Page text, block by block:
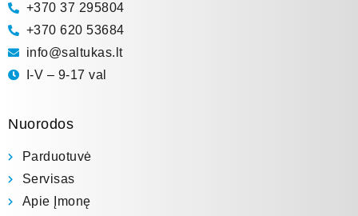
+370 37 295804
+370 620 53684
info@saltukas.lt
I-V – 9-17 val
Nuorodos
Parduotuvė
Servisas
Apie Įmonę